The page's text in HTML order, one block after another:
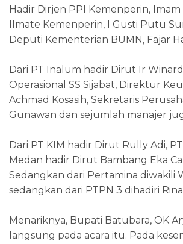
Hadir Dirjen PPI Kemenperin,
Ilmate Kemenperin, I Gusti Putu
Deputi Kementerian BUMN, Fajar
Dari PT Inalum hadir Dirut Ir
Operasional SS Sijabat, Direktur
Achmad Kosasih, Sekretaris
Gunawan dan sejumlah manajer
Dari PT KIM hadir Dirut Rully Adi, PT
Medan hadir Dirut Bambang Eka
Sedangkan dari Pertamina diwakili
sedangkan dari PTPN 3 dihadiri
Menariknya, Bupati Batubara, OK
langsung pada acara itu. Pada